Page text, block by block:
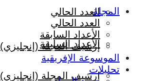
العدد الحالي
الأعداد السابقة
إرشيف المجلة (إنجليزي)
المجلة
العدد الحالي
الأعداد السابقة
إرشيف المجلة (إنجليزي)
الموسوعة الإفريقية
تحليلات